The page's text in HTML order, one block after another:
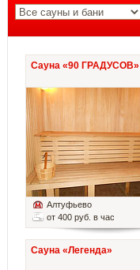
Сауна «90 ГРАДУСОВ»
Алтуфьево
от 400 руб. в час
Сауна «Легенда»